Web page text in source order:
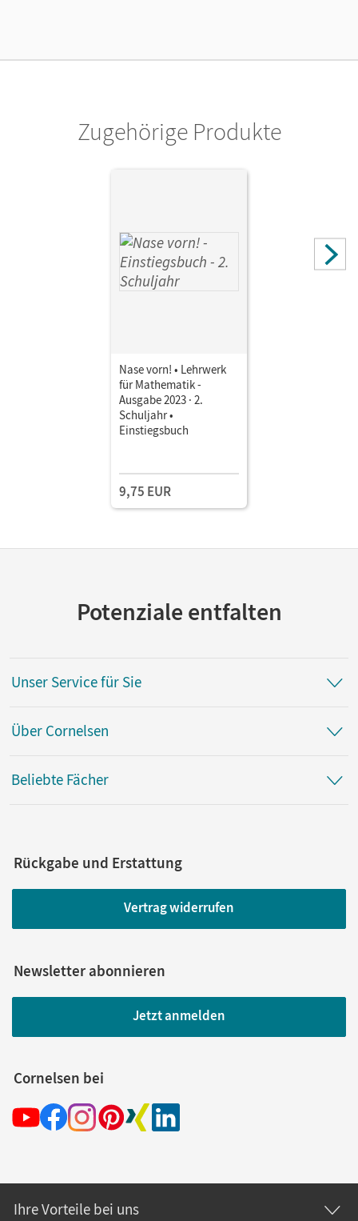
Unterrichtsmanagers solange das Lehrwerk erhältlich ist.
Zugehörige Produkte
Nase vorn! • Lehrwerk
für Mathematik -
Ausgabe 2023 · 2.
Schuljahr •
Einstiegsbuch
9,75 EUR
Potenziale entfalten
Unser Service für Sie
Über Cornelsen
Beliebte Fächer
Rückgabe und Erstattung
Vertrag widerrufen
Newsletter abonnieren
Jetzt anmelden
Cornelsen bei
Ihre Vorteile bei uns